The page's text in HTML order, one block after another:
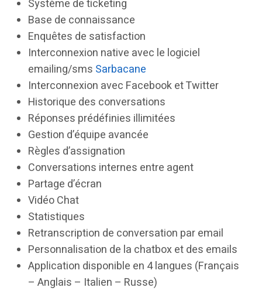
Système de ticketing
Base de connaissance
Enquêtes de satisfaction
Interconnexion native avec le logiciel
emailing/sms Sarbacane
Interconnexion avec Facebook et Twitter
Historique des conversations
Réponses prédéfinies illimitées
Gestion d’équipe avancée
Règles d’assignation
Conversations internes entre agent
Partage d’écran
Vidéo Chat
Statistiques
Retranscription de conversation par email
Personnalisation de la chatbox et des emails
Application disponible en 4 langues (Français
– Anglais – Italien – Russe)